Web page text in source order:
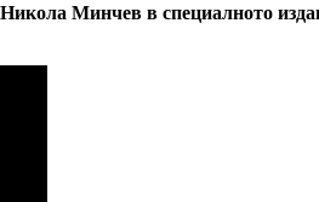
Минчев в специалното